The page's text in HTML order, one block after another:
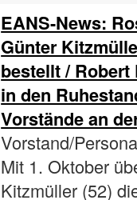
EANS-News:
Günter
bestellt /
in den
Vorstände an
Vorstand/
Mit 1. Oktober
Kitzmüller (52)